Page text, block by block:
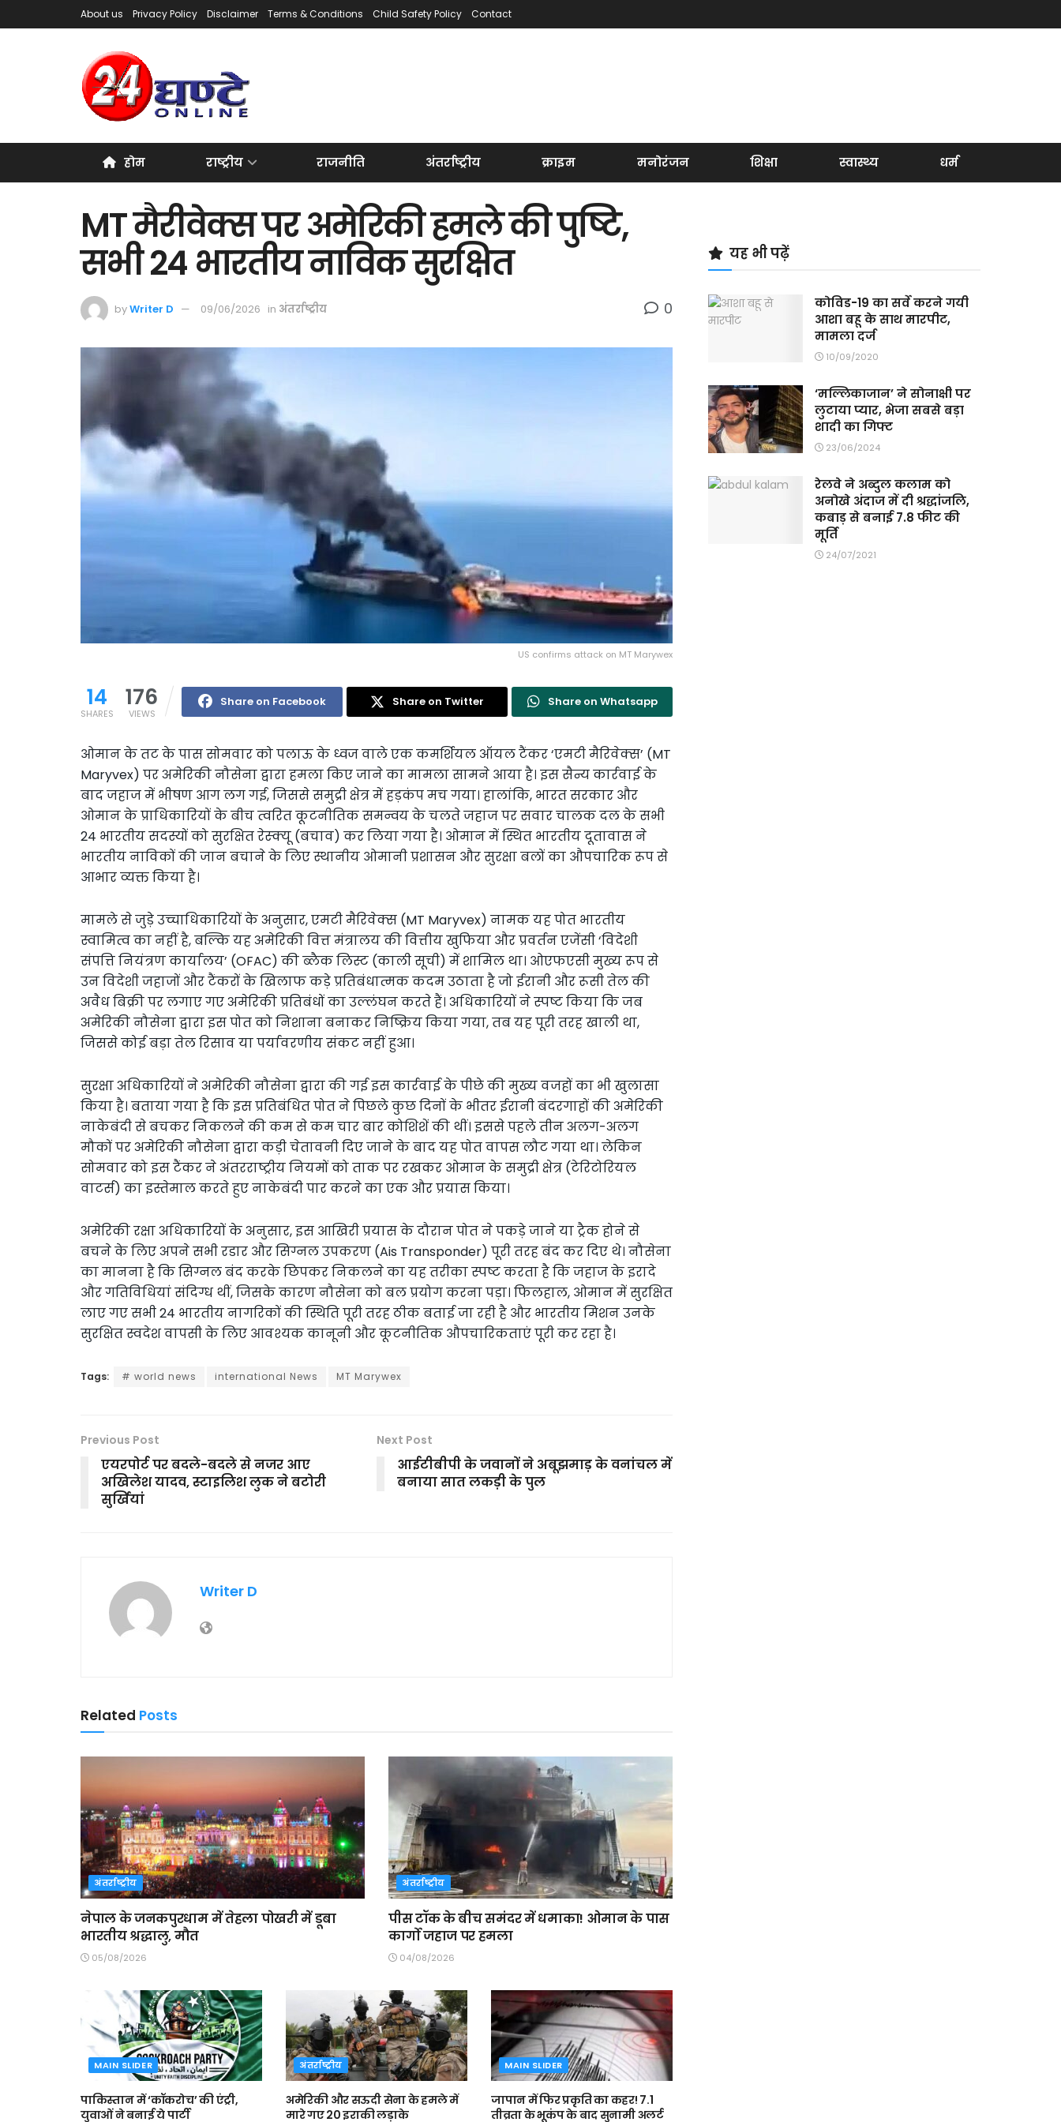
About us Privacy Policy Disclaimer Terms & Conditions Child Safety Policy Contact
होम राष्ट्रीय राजनीति अंतर्राष्ट्रीय क्राइम मनोरंजन शिक्षा स्वास्थ्य धर्म
MT मैरीवेक्स पर अमेरिकी हमले की पुष्टि,
सभी 24 भारतीय नाविक सुरक्षित
byWriter D 09/06/2026 in अंतर्राष्ट्रीय 0
US confirms attack on MT Marywex
14
SHARES
176
VIEWS
Share on Facebook Share on Twitter Share on Whatsapp
ओमान के तट के पास सोमवार को पलाऊ के ध्वज वाले एक कमर्शियल ऑयल टैंकर ‘एमटी मैरिवेक्स’ (MT
Maryvex) पर अमेरिकी नौसेना द्वारा हमला किए जाने का मामला सामने आया है। इस सैन्य कार्रवाई के
बाद जहाज में भीषण आग लग गई, जिससे समुद्री क्षेत्र में हड़कंप मच गया। हालांकि, भारत सरकार और
ओमान के प्राधिकारियों के बीच त्वरित कूटनीतिक समन्वय के चलते जहाज पर सवार चालक दल के सभी
24 भारतीय सदस्यों को सुरक्षित रेस्क्यू (बचाव) कर लिया गया है। ओमान में स्थित भारतीय दूतावास ने
भारतीय नाविकों की जान बचाने के लिए स्थानीय ओमानी प्रशासन और सुरक्षा बलों का औपचारिक रूप से
आभार व्यक्त किया है।
मामले से जुड़े उच्चाधिकारियों के अनुसार, एमटी मैरिवेक्स (MT Maryvex) नामक यह पोत भारतीय
स्वामित्व का नहीं है, बल्कि यह अमेरिकी वित्त मंत्रालय की वित्तीय खुफिया और प्रवर्तन एजेंसी ‘विदेशी
संपत्ति नियंत्रण कार्यालय’ (OFAC) की ब्लैक लिस्ट (काली सूची) में शामिल था। ओएफएसी मुख्य रूप से
उन विदेशी जहाजों और टैंकरों के खिलाफ कड़े प्रतिबंधात्मक कदम उठाता है जो ईरानी और रूसी तेल की
अवैध बिक्री पर लगाए गए अमेरिकी प्रतिबंधों का उल्लंघन करते हैं। अधिकारियों ने स्पष्ट किया कि जब
अमेरिकी नौसेना द्वारा इस पोत को निशाना बनाकर निष्क्रिय किया गया, तब यह पूरी तरह खाली था,
जिससे कोई बड़ा तेल रिसाव या पर्यावरणीय संकट नहीं हुआ।
सुरक्षा अधिकारियों ने अमेरिकी नौसेना द्वारा की गई इस कार्रवाई के पीछे की मुख्य वजहों का भी खुलासा
किया है। बताया गया है कि इस प्रतिबंधित पोत ने पिछले कुछ दिनों के भीतर ईरानी बंदरगाहों की अमेरिकी
नाकेबंदी से बचकर निकलने की कम से कम चार बार कोशिशें की थीं। इससे पहले तीन अलग-अलग
मौकों पर अमेरिकी नौसेना द्वारा कड़ी चेतावनी दिए जाने के बाद यह पोत वापस लौट गया था। लेकिन
सोमवार को इस टैंकर ने अंतरराष्ट्रीय नियमों को ताक पर रखकर ओमान के समुद्री क्षेत्र (टेरिटोरियल
वाटर्स) का इस्तेमाल करते हुए नाकेबंदी पार करने का एक और प्रयास किया।
अमेरिकी रक्षा अधिकारियों के अनुसार, इस आखिरी प्रयास के दौरान पोत ने पकड़े जाने या ट्रैक होने से
बचने के लिए अपने सभी रडार और सिग्नल उपकरण (Ais Transponder) पूरी तरह बंद कर दिए थे। नौसेना
का मानना है कि सिग्नल बंद करके छिपकर निकलने का यह तरीका स्पष्ट करता है कि जहाज के इरादे
और गतिविधियां संदिग्ध थीं, जिसके कारण नौसेना को बल प्रयोग करना पड़ा। फिलहाल, ओमान में सुरक्षित
लाए गए सभी 24 भारतीय नागरिकों की स्थिति पूरी तरह ठीक बताई जा रही है और भारतीय मिशन उनके
सुरक्षित स्वदेश वापसी के लिए आवश्यक कानूनी और कूटनीतिक औपचारिकताएं पूरी कर रहा है।
Tags: # world news international News MT Marywex
Previous Post
एयरपोर्ट पर बदले-बदले से नजर आए
अखिलेश यादव, स्टाइलिश लुक ने बटोरी
सुर्खियां
Next Post
आईटीबीपी के जवानों ने अबूझमाड़ के वनांचल में
बनाया सात लकड़ी के पुल
Writer D
Related Posts
अंतर्राष्ट्रीय
नेपाल के जनकपुरधाम में तेहला पोखरी में डूबा
भारतीय श्रद्धालु, मौत
05/08/2026
अंतर्राष्ट्रीय
पीस टॉक के बीच समंदर में धमाका! ओमान के पास
कार्गो जहाज पर हमला
04/08/2026
MAIN SLIDER
पाकिस्तान में ‘कॉकरोच’ की एंट्री,
युवाओं ने बनाई ये पार्टी
अंतर्राष्ट्रीय
अमेरिकी और सऊदी सेना के हमले में
मारे गए 20 इराकी लड़ाके
MAIN SLIDER
जापान में फिर प्रकृति का कहर! 7.1
तीव्रता के भूकंप के बाद सुनामी अलर्ट
यह भी पढ़ें
कोविड-19 का सर्वे करने गयी
आशा बहू के साथ मारपीट,
मामला दर्ज
10/09/2020
‘मल्लिकाजान’ ने सोनाक्षी पर
लुटाया प्यार, भेजा सबसे बड़ा
शादी का गिफ्ट
23/06/2024
रेलवे ने अब्दुल कलाम को
अनोखे अंदाज में दी श्रद्धांजलि,
कबाड़ से बनाई 7.8 फीट की
मूर्ति
24/07/2021